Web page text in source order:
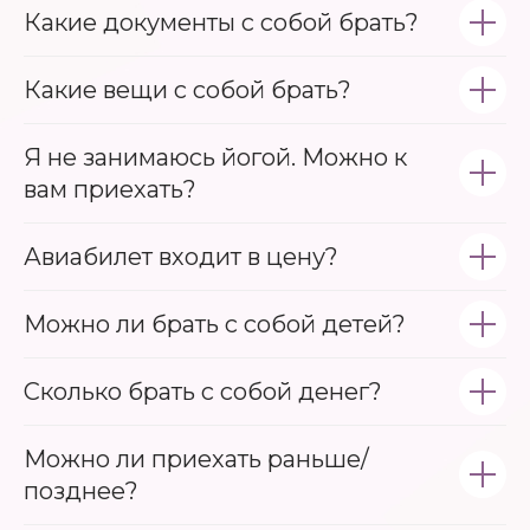
Какие документы с собой брать?
Какие вещи с собой брать?
Я не занимаюсь йогой. Можно к
вам приехать?
Авиабилет входит в цену?
Можно ли брать с собой детей?
Сколько брать с собой денег?
Можно ли приехать раньше/
позднее?